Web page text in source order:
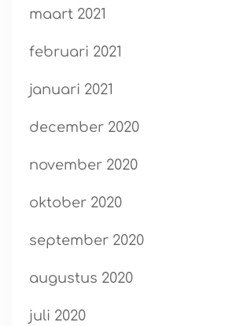
maart 2021
februari 2021
januari 2021
december 2020
november 2020
oktober 2020
september 2020
augustus 2020
juli 2020